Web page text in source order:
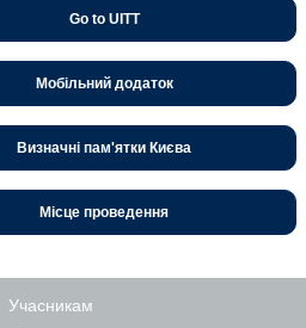
Go to UITT
Мобільний додаток
Визначні пам'ятки Києва
Місце проведення
Учасникам